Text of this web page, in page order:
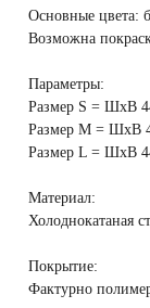
Основные цвета:
Возможна
Параметры:
Размер S = ШхВ
Размер M = ШхВ
Размер L = ШхВ
Материал:
Холоднокатаная
Покрытие:
Фактурно